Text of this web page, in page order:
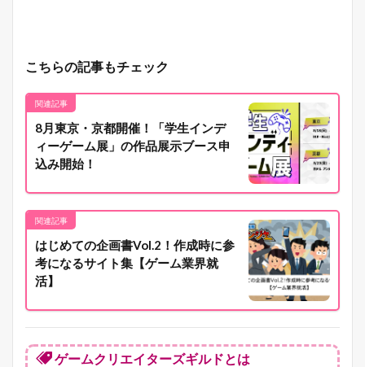
こちらの記事もチェック
関連記事
8月東京・京都開催！「学生インデ
ィーゲーム展」の作品展示ブース申
込み開始！
関連記事
はじめての企画書Vol.2！作成時に参
考になるサイト集【ゲーム業界就
活】
ゲームクリエイターズギルドとは